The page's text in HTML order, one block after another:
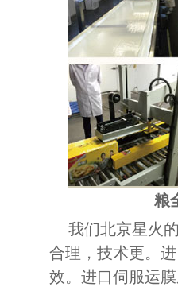
粮
我们北京星火
合理，技术更。
效。 进口伺服运